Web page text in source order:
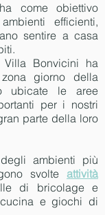
come obiettivo
efficienti,
sentire a casa
Bonvicini ha
giorno della
ubicate le aree
per i nostri
parte della loro
ambienti più
svolte attività
di bricolage e
e giochi di